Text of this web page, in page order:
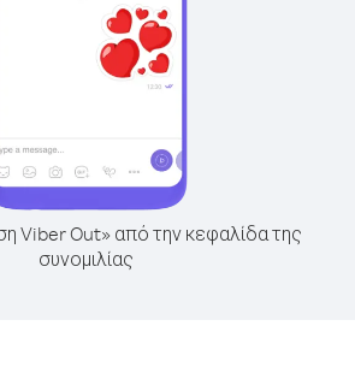
Viber Out» από την κεφαλίδα της
συνομιλίας